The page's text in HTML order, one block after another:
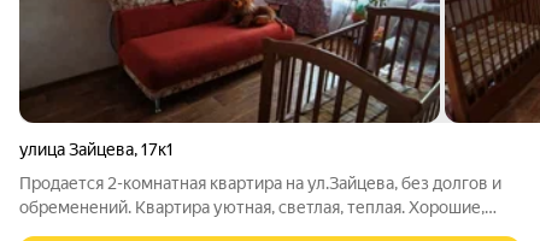
улица Зайцева,17к1
Продается 2-комнатная квартира на ул.Зайцева, без долгов и
обременений. Квартира уютная, светлая, теплая. Хорошие,